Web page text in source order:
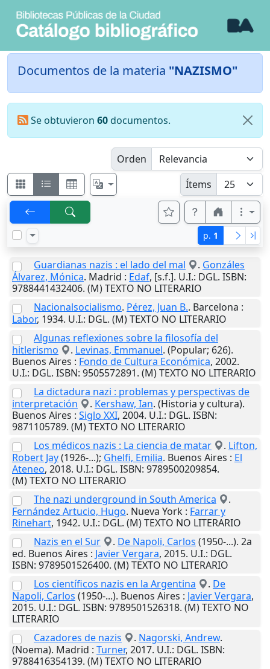
Documentos de la materia "NAZISMO"
Se obtuvieron 60documentos.
Orden
Ítems
p. 1
Guardianas nazis : el lado del mal . Gonzáles
Álvarez, Mónica. Madrid : Edaf, [s.f.]. U.I.: DGL. ISBN:
9788441432406. (M) TEXTO NO LITERARIO
Nacionalsocialismo. Pérez, Juan B.. Barcelona :
Labor, 1934. U.I.: DGL. (M) TEXTO NO LITERARIO
Algunas reflexiones sobre la filosofía del
hitlerismo
. Levinas, Emmanuel. (Popular; 626).
Buenos Aires : Fondo de Cultura Económica, 2002.
U.I.: DGL. ISBN: 9505572891. (M) TEXTO NO LITERARIO
La dictadura nazi : problemas y perspectivas de
interpretación
. Kershaw, Ian. (Historia y cultura).
Buenos Aires : Siglo XXI, 2004. U.I.: DGL. ISBN:
9871105789. (M) TEXTO NO LITERARIO
Los médicos nazis : La ciencia de matar
. Lifton,
Robert Jay(1926-...); Ghelfi, Emilia. Buenos Aires : El
Ateneo, 2018. U.I.: DGL. ISBN: 9789500209854.
(M) TEXTO NO LITERARIO
The nazi underground in South America
.
Fernández Artucio, Hugo. Nueva York : Farrar y
Rinehart, 1942. U.I.: DGL. (M) TEXTO NO LITERARIO
Nazis en el Sur
. De Napoli, Carlos (1950-...). 2a
ed. Buenos Aires : Javier Vergara, 2015. U.I.: DGL.
ISBN: 9789501526400. (M) TEXTO NO LITERARIO
Los científicos nazis en la Argentina
. De
Napoli, Carlos (1950-...). Buenos Aires : Javier Vergara,
2015. U.I.: DGL. ISBN: 9789501526318. (M) TEXTO NO
LITERARIO
Cazadores de nazis
. Nagorski, Andrew.
(Noema). Madrid : Turner, 2017. U.I.: DGL. ISBN:
9788416354139. (M) TEXTO NO LITERARIO